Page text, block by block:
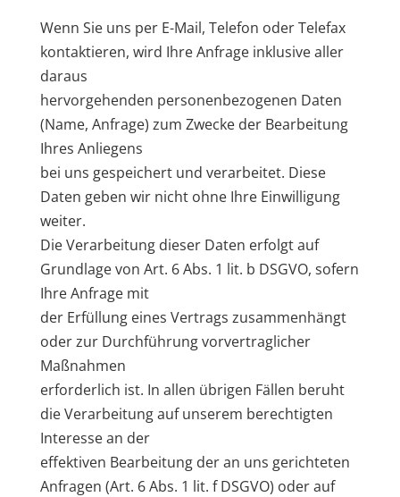
Wenn Sie uns per E-Mail, Telefon oder Telefax
kontaktieren, wird Ihre Anfrage inklusive aller
daraus
hervorgehenden personenbezogenen Daten
(Name, Anfrage) zum Zwecke der Bearbeitung
Ihres Anliegens
bei uns gespeichert und verarbeitet. Diese
Daten geben wir nicht ohne Ihre Einwilligung
weiter.
Die Verarbeitung dieser Daten erfolgt auf
Grundlage von Art. 6 Abs. 1 lit. b DSGVO, sofern
Ihre Anfrage mit
der Erfüllung eines Vertrags zusammenhängt
oder zur Durchführung vorvertraglicher
Maßnahmen
erforderlich ist. In allen übrigen Fällen beruht
die Verarbeitung auf unserem berechtigten
Interesse an der
effektiven Bearbeitung der an uns gerichteten
Anfragen (Art. 6 Abs. 1 lit. f DSGVO) oder auf